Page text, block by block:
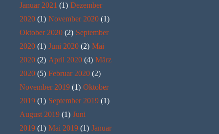
Januar 2021 (1) Dezember
2020 (1) November 2020 (1)
Oktober 2020 (2) September
2020 (1) Juni 2020 (2) Mai
2020 (2) April 2020 (4) März
2020 (5) Februar 2020 (2)
November 2019 (1) Oktober
2019 (1) September 2019 (1)
August 2019 (1) Juni
2019 (1) Mai 2019 (1) Januar